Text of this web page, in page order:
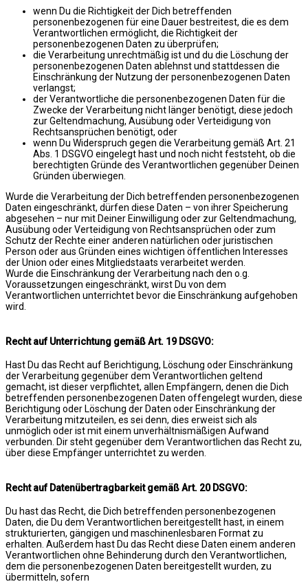
wenn Du die Richtigkeit der Dich betreffenden
personenbezogenen für eine Dauer bestreitest, die es dem
Verantwortlichen ermöglicht, die Richtigkeit der
personenbezogenen Daten zu überprüfen;
die Verarbeitung unrechtmäßig ist und du die Löschung der
personenbezogenen Daten ablehnst und stattdessen die
Einschränkung der Nutzung der personenbezogenen Daten
verlangst;
der Verantwortliche die personenbezogenen Daten für die
Zwecke der Verarbeitung nicht länger benötigt, diese jedoch
zur Geltendmachung, Ausübung oder Verteidigung von
Rechtsansprüchen benötigt, oder
wenn Du Widerspruch gegen die Verarbeitung gemäß Art. 21
Abs. 1 DSGVO eingelegt hast und noch nicht feststeht, ob die
berechtigten Gründe des Verantwortlichen gegenüber Deinen
Gründen überwiegen.
Wurde die Verarbeitung der Dich betreffenden personenbezogenen
Daten eingeschränkt, dürfen diese Daten – von ihrer Speicherung
abgesehen – nur mit Deiner Einwilligung oder zur Geltendmachung,
Ausübung oder Verteidigung von Rechtsansprüchen oder zum
Schutz der Rechte einer anderen natürlichen oder juristischen
Person oder aus Gründen eines wichtigen öffentlichen Interesses
der Union oder eines Mitgliedstaats verarbeitet werden.
Wurde die Einschränkung der Verarbeitung nach den o.g.
Voraussetzungen eingeschränkt, wirst Du von dem
Verantwortlichen unterrichtet bevor die Einschränkung aufgehoben
wird.
Recht auf Unterrichtung gemäß Art. 19 DSGVO:
Hast Du das Recht auf Berichtigung, Löschung oder Einschränkung
der Verarbeitung gegenüber dem Verantwortlichen geltend
gemacht, ist dieser verpflichtet, allen Empfängern, denen die Dich
betreffenden personenbezogenen Daten offengelegt wurden, diese
Berichtigung oder Löschung der Daten oder Einschränkung der
Verarbeitung mitzuteilen, es sei denn, dies erweist sich als
unmöglich oder ist mit einem unverhältnismäßigen Aufwand
verbunden. Dir steht gegenüber dem Verantwortlichen das Recht zu,
über diese Empfänger unterrichtet zu werden.
Recht auf Datenübertragbarkeit gemäß Art. 20 DSGVO:
Du hast das Recht, die Dich betreffenden personenbezogenen
Daten, die Du dem Verantwortlichen bereitgestellt hast, in einem
strukturierten, gängigen und maschinenlesbaren Format zu
erhalten. Außerdem hast Du das Recht diese Daten einem anderen
Verantwortlichen ohne Behinderung durch den Verantwortlichen,
dem die personenbezogenen Daten bereitgestellt wurden, zu
übermitteln, sofern